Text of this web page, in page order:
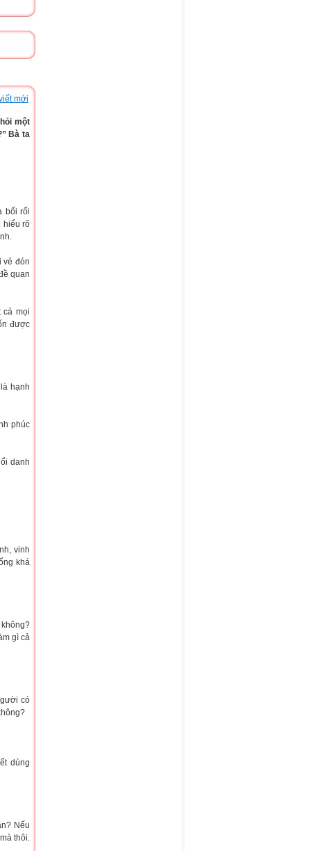
mới
một
Bà ta
bối rối
hiểu rõ
vẻ đón
quan
cả mọi
được
hạnh
phúc
danh
vinh
khá
gì cả
có
dùng
Nếu
thôi.